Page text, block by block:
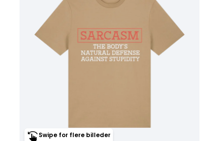
Swipe for flere billeder